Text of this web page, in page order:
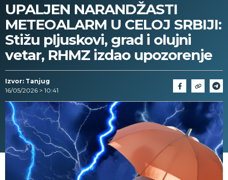
UPALJEN NARANDŽASTI
METEOALARM U CELOJ SRBIJI:
Stižu pljuskovi, grad i olujni
vetar, RHMZ izdao upozorenje
Izvor: Tanjug
16/05/2026 > 10:41